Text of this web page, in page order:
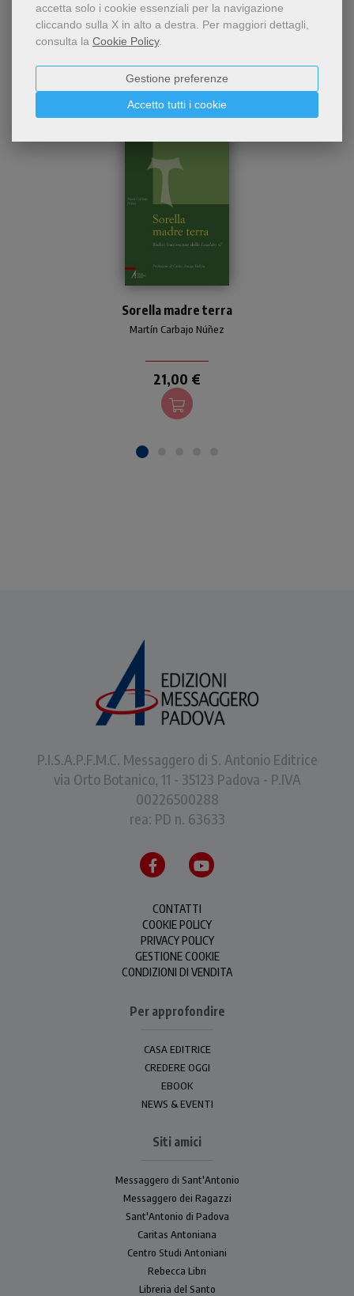
accetta solo i cookie essenziali per la navigazione
cliccando sulla X in alto a destra. Per maggiori dettagli,
consulta la Cookie Policy.
Accetto tutti i cookie
Gestione preferenze
Chi ha visto questo prodotto
ha visto anche...
francescana dell'ecologia
ispiratrice dell'enciclica
Martín Carbajo Núñez
Sorella madre terra
21,00 €
P.I.S.A.P.F.M.C. Messaggero di S. Antonio Editrice
via Orto Botanico, 11 - 35123 Padova - P.IVA
00226500288
rea: PD n. 63633
CONTATTI
COOKIE POLICY
PRIVACY POLICY
GESTIONE COOKIE
CONDIZIONI DI VENDITA
Per approfondire
CASA EDITRICE
CREDERE OGGI
EBOOK
NEWS & EVENTI
Siti amici
Messaggero di Sant'Antonio
Messaggero dei Ragazzi
Sant'Antonio di Padova
Caritas Antoniana
Centro Studi Antoniani
Rebecca Libri
Libreria del Santo